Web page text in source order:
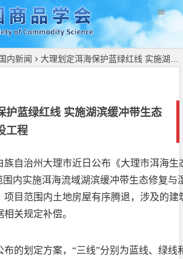
国内新闻 大理划定洱海保护蓝绿红线 实施湖滨缓冲带生态修复与湿地建设工程
护蓝绿红线 实施湖滨缓冲带生态
工程
族自治州大理市近日公布《大理市洱海生
围内实施洱海流域湖滨缓冲带生态修复与
项目范围内土地房屋有序腾退，涉及的
关规定补偿。
布的划定方案，“三线”分别为蓝线、绿线